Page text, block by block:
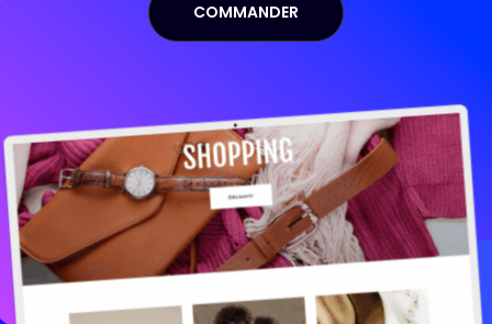
COMMANDER